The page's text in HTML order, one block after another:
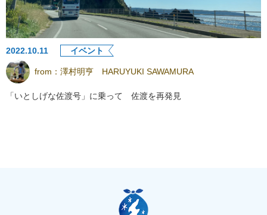
2022.10.11 イベント
from： 澤村明亨 HARUYUKI SAWAMURA
「いとしげな佐渡号」に乗って 佐渡を再発見